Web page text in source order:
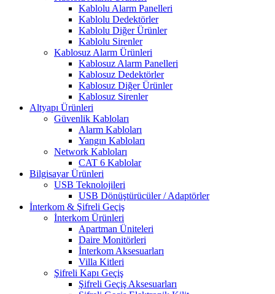
Kablolu Alarm Panelleri
Kablolu Dedektörler
Kablolu Diğer Ürünler
Kablolu Sirenler
Kablosuz Alarm Ürünleri
Kablosuz Alarm Panelleri
Kablosuz Dedektörler
Kablosuz Diğer Ürünler
Kablosuz Sirenler
Altyapı Ürünleri
Güvenlik Kabloları
Alarm Kabloları
Yangın Kabloları
Network Kabloları
CAT 6 Kablolar
Bilgisayar Ürünleri
USB Teknolojileri
USB Dönüştürücüler / Adaptörler
İnterkom & Şifreli Geçiş
İnterkom Ürünleri
Apartman Üniteleri
Daire Monitörleri
İnterkom Aksesuarları
Villa Kitleri
Şifreli Kapı Geçiş
Şifreli Geçiş Aksesuarları